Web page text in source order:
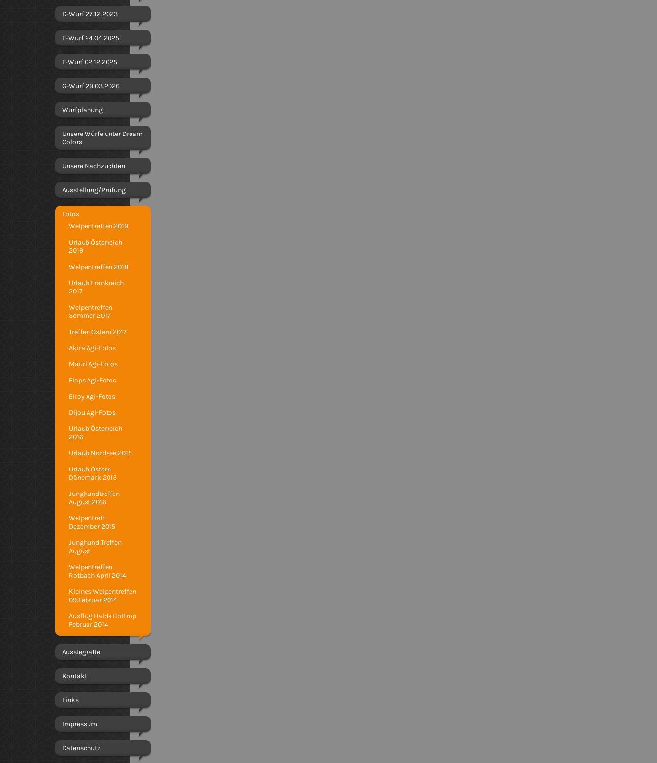
D-Wurf 27.12.2023
E-Wurf 24.04.2025
F-Wurf 02.12.2025
G-Wurf 29.03.2026
Wurfplanung
Unsere Würfe unter Dream
Colors
Unsere Nachzuchten
Ausstellung/Prüfung
Fotos
Welpentreffen 2019
Urlaub Österreich
2019
Welpentreffen 2018
Urlaub Frankreich
2017
Welpentreffen
Sommer 2017
Treffen Ostern 2017
Akira Agi-Fotos
Mauri Agi-Fotos
Flaps Agi-Fotos
Elroy Agi-Fotos
Dijou Agi-Fotos
Urlaub Österreich
2016
Urlaub Nordsee 2015
Urlaub Ostern
Dänemark 2013
Junghundtreffen
August 2016
Welpentreff
Dezember 2015
Junghund Treffen
August
Welpentreffen
Rotbach April 2014
Kleines Welpentreffen
09.Februar 2014
Ausflug Halde Bottrop
Februar 2014
Aussiegrafie
Kontakt
Links
Impressum
Datenschutz